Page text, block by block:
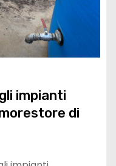
impianti
di